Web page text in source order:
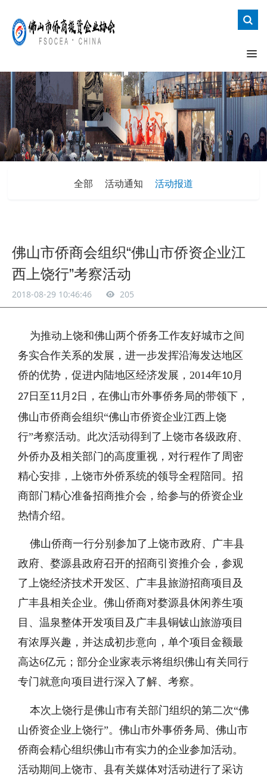
全部 活动通知 活动报道
佛山市侨商会组织“佛山市侨资企业江
西上饶行”考察活动
2018-08-29 10:46:46 205
为推动上饶和佛山两个侨务工作友好城市之间
务实合作关系的发展，进一步发挥沿海发达地区
侨的优势，促进内陆地区经济发展，2014年10月
27 日至11月 2 日，在佛山市外事侨务局的带领下，
佛山市侨商会组织“佛山市侨资企业江西上饶
行”考察活动。此次活动得到了上饶市各级政府、
外侨办及相关部门的高度重视，对行程作了周密
精心安排，上饶市外侨系统的领导全程陪同。招
商部门精心准备招商推介会，给参与的侨资企业
热情介绍。
佛山侨商一行分别参加了上饶市政府、广丰县
政府、婺源县政府召开的招商引资推介会，参观
了上饶经济技术开发区、广丰县旅游招商项目及
广丰县相关企业。佛山侨商对婺源县休闲养生项
目、温泉整体开发项目及广丰县铜钹山旅游项目
有浓厚兴趣，并达成初步意向，单个项目金额最
高达6亿元；部分企业家表示将组织佛山有关同行
专门就意向项目进行深入了解、考察。
本次上饶行是佛山市有关部门组织的第二次“佛
山侨资企业上饶行”。佛山市外事侨务局、佛山市
侨商会精心组织佛山市有实力的企业参加活动。
活动期间上饶市、县有关媒体对活动进行了采访